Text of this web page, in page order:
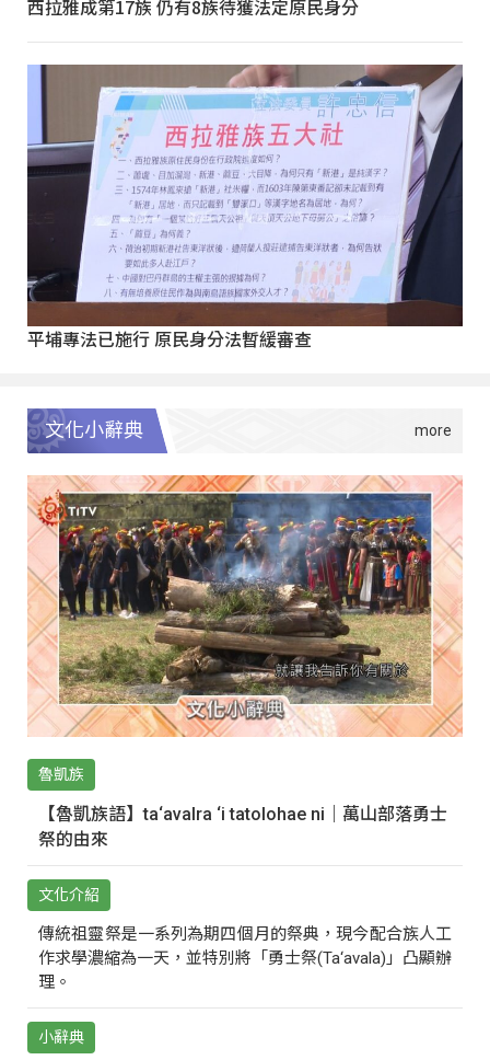
西拉雅成第17族 仍有8族待獲法定原民身分
平埔專法已施行 原民身分法暫緩審查
文化小辭典
魯凱族
【魯凱族語】ta‘avalra ‘i tatolohae ni｜萬山部落勇士
祭的由來
文化介紹
傳統祖靈祭是一系列為期四個月的祭典，現今配合族人工
作求學濃縮為一天，並特別將「勇士祭(Ta‘avala)」凸顯辦
理。
小辭典